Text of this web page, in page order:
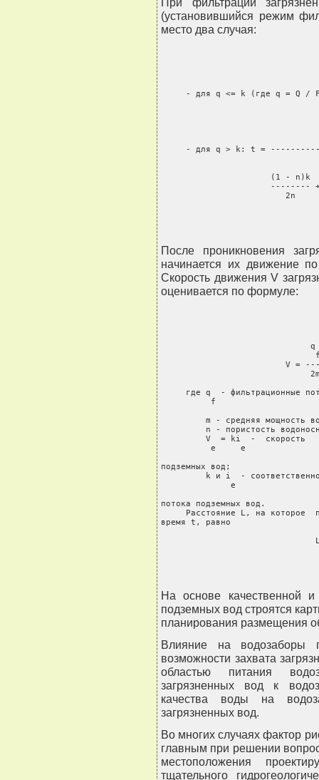
(установившийся режим
место два случая:
- для q <= k (где q = Q /
- для q > k: t =
(1 - n)k
--------
2n
После проникновения
начинается их движение
Скорость движения V
оценивается по формуле:
q
V =
где q  - фильтрационные
          f
m - средняя мощность
n - пористость
V  = ki  -  скорость
          e     e
подземных вод;
k и i  -
              e
потока подземных вод.
Расстояние L, на которое
время t, равно
На основе качественной и
подземных вод строятся
планирования размещения
Влияние на водозаборы
возможности захвата
областью питания
загрязненных вод к
качества воды на
загрязненных вод.
Во многих случаях фактор
главным при решении
местоположения
тщательного